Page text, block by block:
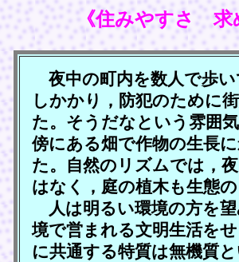
《住みやすさ 求
夜中の町内を数人で歩
しかかり，防犯のために
た。そうだなという雰囲
傍にある畑で作物の生長
た。自然のリズムでは，
はなく，庭の植木も生態
人は明るい環境の方を
境で営まれる文明生活を
に共通する特質は無機質